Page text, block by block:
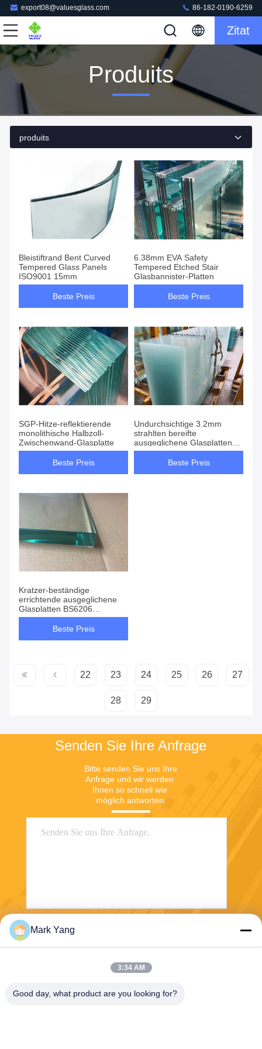
export08@valuesglass.com 86-182-0190-6259
Zitat
Produits
produits
Bleistiftrand Bent Curved
Tempered Glass Panels
ISO9001 15mm
Beste Preis
6.38mm EVA Safety
Tempered Etched Stair
Glasbannister-Platten
Beste Preis
SGP-Hitze-reflektierende
monolithische Halbzoll-
Zwischenwand-Glasplatte
Beste Preis
Undurchsichtige 3.2mm
strahlten bereifte
ausgeglichene Glasplatten
sand
Beste Preis
Kratzer-beständige
errichtende ausgeglichene
Glasplatten BS6206
Transculant
Beste Preis
22 23 24 25 26 27
28 29
Senden Sie Ihre Anfrage
Bitte senden Sie uns Ihre
Anfrage und wir werden
Ihnen so schnell wie
möglich antworten.
Mark Yang
3:34 AM
Good day, what product are you looking for?